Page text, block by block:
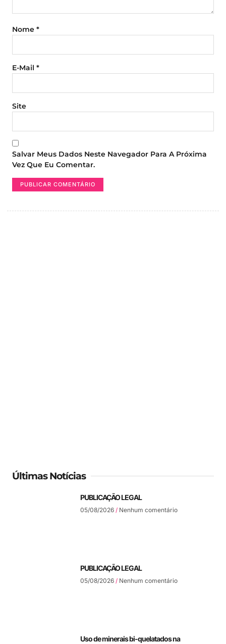
Nome *
E-Mail *
Site
Salvar Meus Dados Neste Navegador Para A Próxima
Vez Que Eu Comentar.
Últimas Notícias
PUBLICAÇÃO LEGAL
05/08/2026 Nenhum comentário
PUBLICAÇÃO LEGAL
05/08/2026 Nenhum comentário
Uso de minerais bi-quelatados na